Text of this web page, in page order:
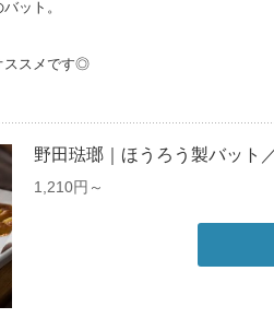
ット。
ススメです◎
野田琺瑯｜ほうろう製バット
1,210円～